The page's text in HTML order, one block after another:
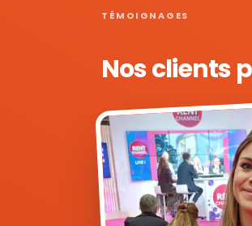
TÉMOIGNAGES
Nos clients